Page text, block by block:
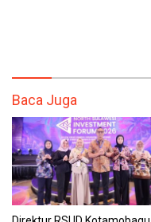
Baca Juga